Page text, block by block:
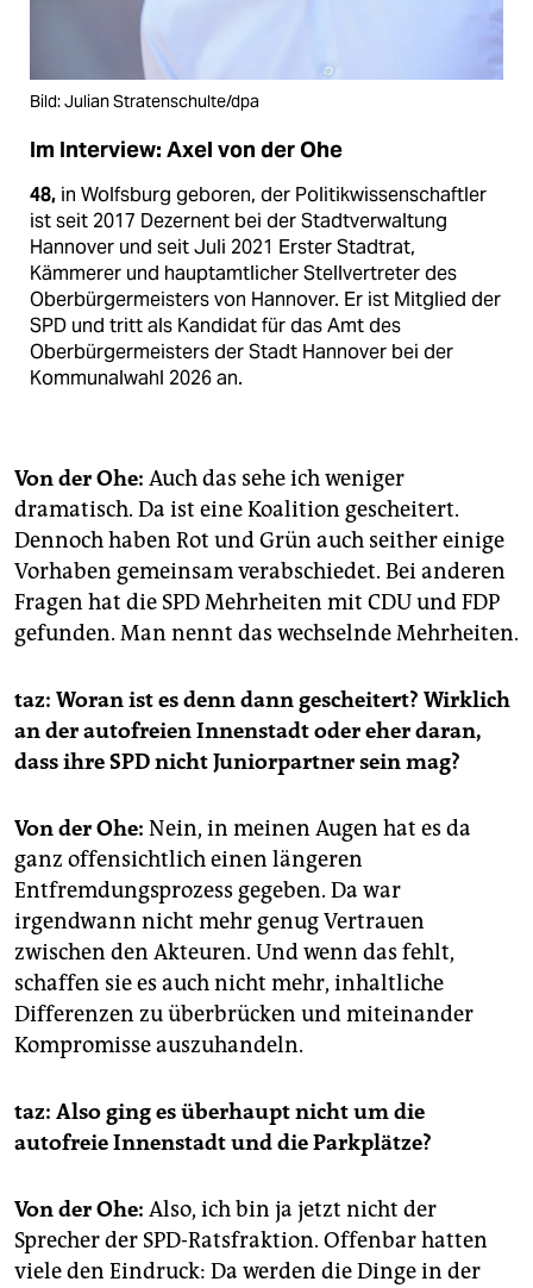
Bild: Julian Stratenschulte/dpa
Im Interview: Axel von der Ohe
48, in Wolfsburg geboren, der Politikwissenschaftler
ist seit 2017 Dezernent bei der Stadtverwaltung
Hannover und seit Juli 2021 Erster Stadtrat,
Kämmerer und hauptamtlicher Stellvertreter des
Oberbürgermeisters von Hannover. Er ist Mitglied der
SPD und tritt als Kandidat für das Amt des
Oberbürgermeisters der Stadt Hannover bei der
Kommunalwahl 2026 an.
Von der Ohe: Auch das sehe ich weniger
dramatisch. Da ist eine Koalition gescheitert.
Dennoch haben Rot und Grün auch seither einige
Vorhaben gemeinsam verabschiedet. Bei anderen
Fragen hat die SPD Mehrheiten mit CDU und FDP
gefunden. Man nennt das wechselnde Mehrheiten.
taz: Woran ist es denn dann gescheitert? Wirklich
an der autofreien Innenstadt oder eher daran,
dass ihre SPD nicht Juniorpartner sein mag?
Von der Ohe: Nein, in meinen Augen hat es da
ganz offensichtlich einen längeren
Entfremdungsprozess gegeben. Da war
irgendwann nicht mehr genug Vertrauen
zwischen den Akteuren. Und wenn das fehlt,
schaffen sie es auch nicht mehr, inhaltliche
Differenzen zu überbrücken und miteinander
Kompromisse auszuhandeln.
taz: Also ging es überhaupt nicht um die
autofreie Innenstadt und die Parkplätze?
Von der Ohe: Also, ich bin ja jetzt nicht der
Sprecher der SPD-Ratsfraktion. Offenbar hatten
viele den Eindruck: Da werden die Dinge in der